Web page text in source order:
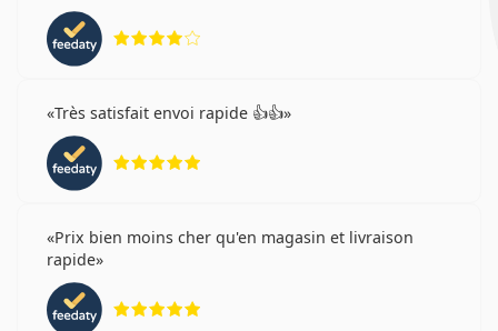
Très satisfait envoi rapide 👍👍
Prix bien moins cher qu'en magasin et livraison
rapide